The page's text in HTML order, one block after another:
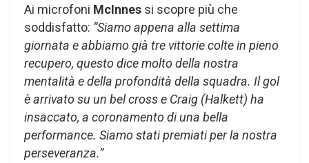
Ai microfoni McInnes si scopre più che
soddisfatto: “Siamo appena alla settima
giornata e abbiamo già tre vittorie colte in pieno
recupero, questo dice molto della nostra
mentalità e della profondità della squadra. Il gol
è arrivato su un bel cross e Craig (Halkett) ha
insaccato, a coronamento di una bella
performance. Siamo stati premiati per la nostra
perseveranza.”